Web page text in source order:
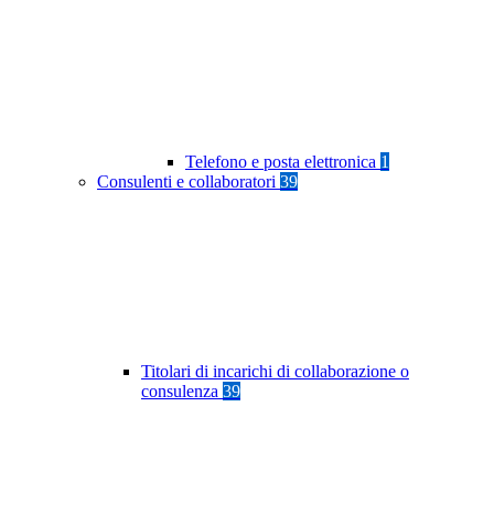
Telefono e posta elettronica 1
Consulenti e collaboratori 39
Titolari di incarichi di collaborazione o
consulenza 39